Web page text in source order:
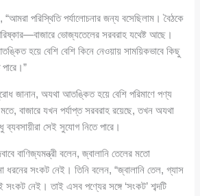
পরিস্থিতি পর্যালোচনার জন্য বসেছিলাম। বৈঠকে
ভোজ্যতেলের সরবরাহ যথেষ্ট আছে।
হয়ে বেশি বেশি কিনে নেওয়ায় সাময়িকভাবে কিছু
জানান, অযথা আতঙ্কিত হয়ে বেশি পরিমাণে পণ্য
বাজারে যখন পর্যাপ্ত সরবরাহ রয়েছে, তখন অযথা
ব্যবসায়ীরা সেই সুযোগ নিতে পারে।
বাণিজ্যমন্ত্রী বলেন, জ্বালানি তেলের মতো
ধরনের সংকট নেই। তিনি বলেন, “জ্বালানি তেল, গ্যাস
নেই। তাই এসব পণ্যের সঙ্গে ‘সংকট’ শব্দটি